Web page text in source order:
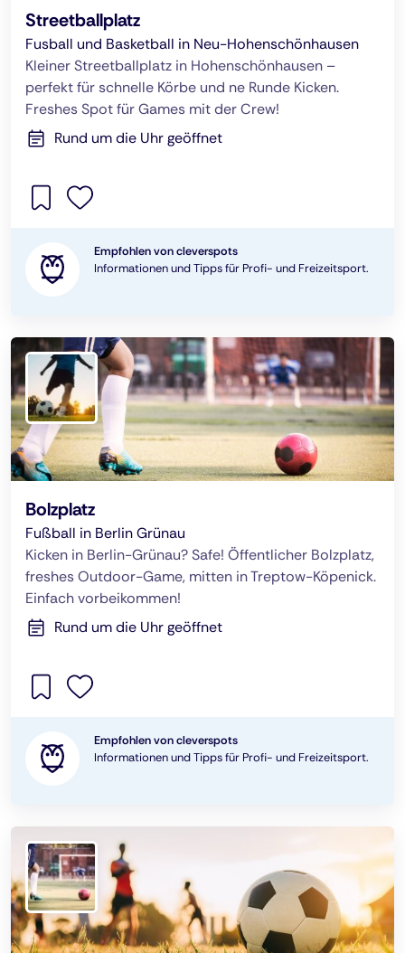
Streetballplatz
Fusball und Basketball in Neu-Hohenschönhausen
Kleiner Streetballplatz in Hohenschönhausen –
perfekt für schnelle Körbe und ne Runde Kicken.
Freshes Spot für Games mit der Crew!
Rund um die Uhr geöffnet
Empfohlen von cleverspots
Informationen und Tipps für Profi- und Freizeitsport.
Bolzplatz
Fußball in Berlin Grünau
Kicken in Berlin-Grünau? Safe! Öffentlicher Bolzplatz,
freshes Outdoor-Game, mitten in Treptow-Köpenick.
Einfach vorbeikommen!
Rund um die Uhr geöffnet
Empfohlen von cleverspots
Informationen und Tipps für Profi- und Freizeitsport.